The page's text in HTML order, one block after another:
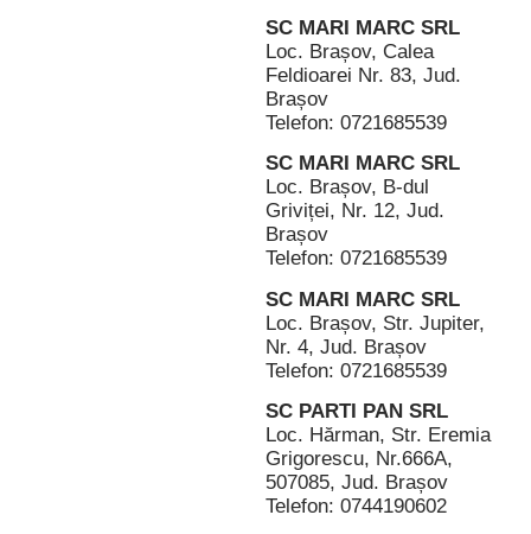
SC MARI MARC SRL
Loc. Brașov, Calea
Feldioarei Nr. 83, Jud.
Brașov
Telefon: 0721685539
SC MARI MARC SRL
Loc. Brașov, B-dul
Griviței, Nr. 12, Jud.
Brașov
Telefon: 0721685539
SC MARI MARC SRL
Loc. Brașov, Str. Jupiter,
Nr. 4, Jud. Brașov
Telefon: 0721685539
SC PARTI PAN SRL
Loc. Hărman, Str. Eremia
Grigorescu, Nr.666A,
507085, Jud. Brașov
Telefon: 0744190602